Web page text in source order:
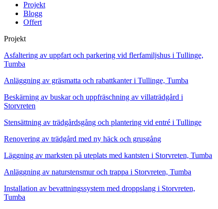
Projekt
Blogg
Offert
Projekt
Asfaltering av uppfart och parkering vid flerfamiljshus i Tullinge,
Tumba
Anläggning av gräsmatta och rabattkanter i Tullinge, Tumba
Beskärning av buskar och uppfräschning av villaträdgård i
Storvreten
Stensättning av trädgårdsgång och plantering vid entré i Tullinge
Renovering av trädgård med ny häck och grusgång
Läggning av marksten på uteplats med kantsten i Storvreten, Tumba
Anläggning av naturstensmur och trappa i Storvreten, Tumba
Installation av bevattningssystem med droppslang i Storvreten,
Tumba